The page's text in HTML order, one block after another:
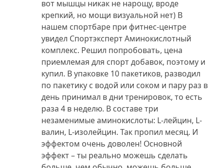
вот мышцы никак не нарощу, вроде
крепкий, но мощи визуальной нет) В
нашем спортбаре при фитнес-центре
увидел Спортэксперт Аминокислотный
комплекс. Решил попробовать, цена
приемлемая для спорт добавок, поэтому и
купил. В упаковке 10 пакетиков, разводил
по пакетику с водой или соком и пару раз в
день принимал в дни тренировок, то есть
раза 4 в неделю. В составе три
незаменимые аминокислоты: L-лейцин, L-
валин, L-изолейцин. Так пропил месяц. И
эффектом очень доволен! Основной
эффект – ты реально можешь сделать